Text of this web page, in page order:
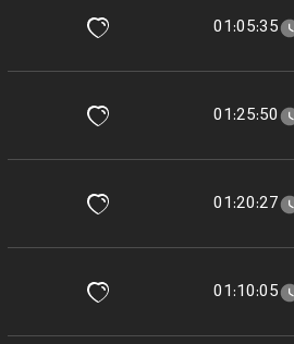
01:05:35
01:25:50
01:20:27
01:10:05